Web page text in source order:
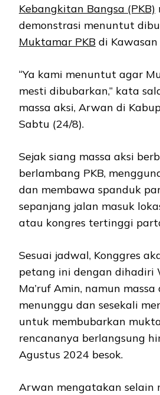
Kebangkitan Bangsa (PKB)
demonstrasi menuntut
Muktamar PKB di Kawasan
“Ya kami menuntut agar
mesti dibubarkan,” kata
massa aksi, Arwan di
Sabtu (24/8).
Sejak siang massa aksi
berlambang PKB,
dan membawa spanduk
sepanjang jalan masuk
atau kongres tertinggi
Sesuai jadwal, Konggres
petang ini dengan dihadiri
Ma’ruf Amin, namun
menunggu dan sesekali
untuk membubarkan
rencananya berlangsung
Agustus 2024 besok.
Arwan mengatakan selain